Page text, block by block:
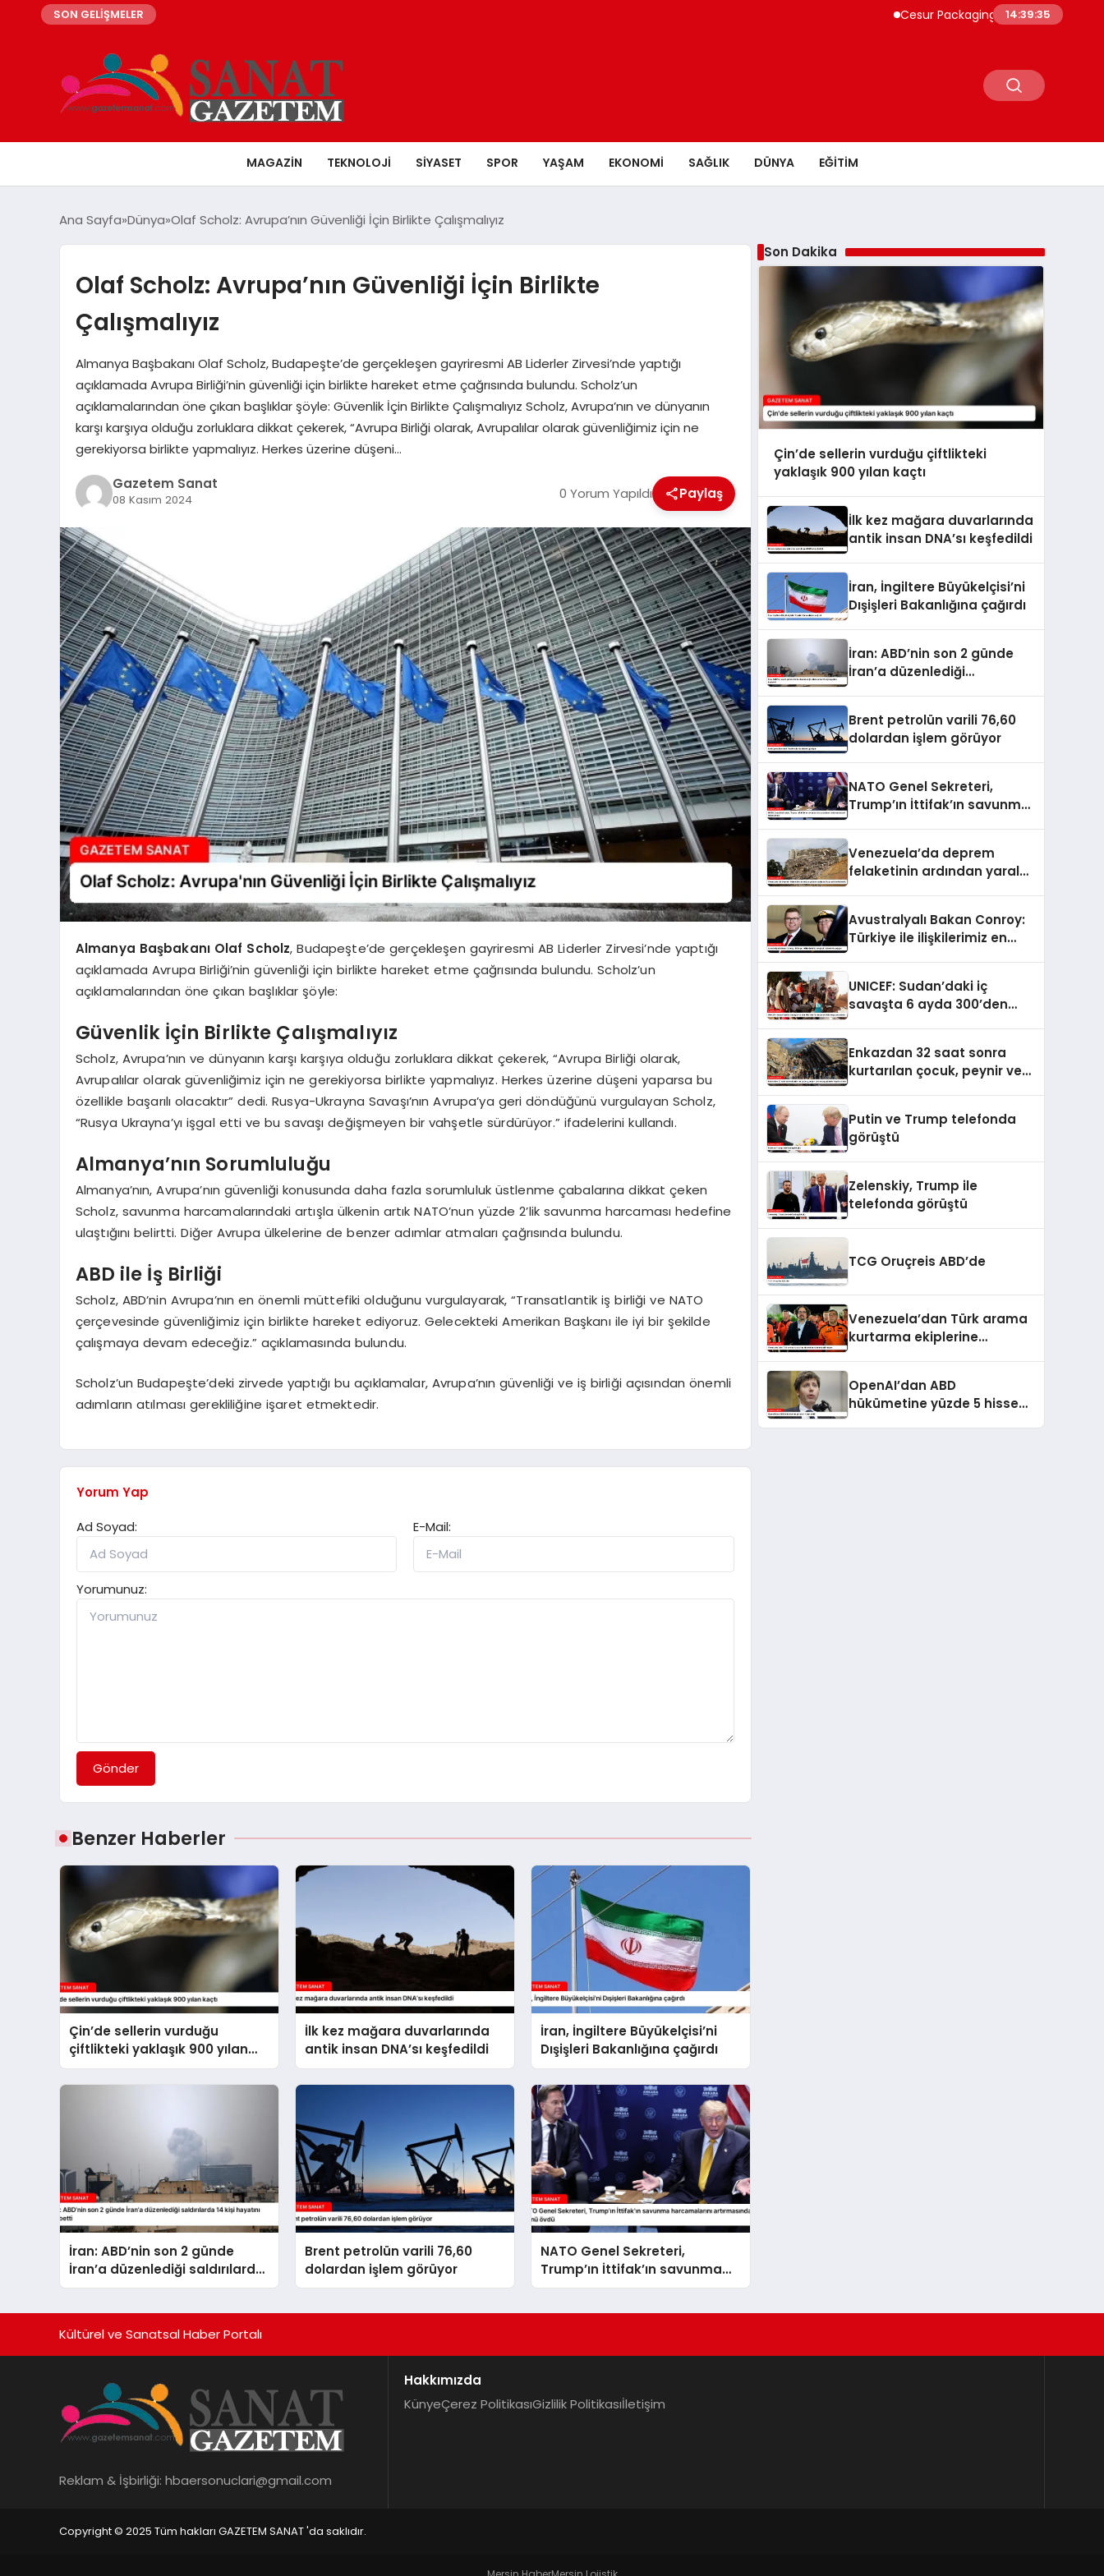
SON GELİŞMELER Cesur Packaging, Mısır’daki Üretim
14:39:36
MAGAZIN TEKNOLOJI SIYASET SPOR YAŞAM EKONOMI SAĞLIK DÜNYA EĞITIM
Ana Sayfa Dünya Olaf Scholz: Avrupa’nın Güvenliği İçin Birlikte Çalışmalıyız
Olaf Scholz: Avrupa’nın Güvenliği İçin Birlikte
Çalışmalıyız
Almanya Başbakanı Olaf Scholz, Budapeşte’de gerçekleşen gayriresmi AB Liderler Zirvesi’nde yaptığı
açıklamada Avrupa Birliği’nin güvenliği için birlikte hareket etme çağrısında bulundu. Scholz’un
açıklamalarından öne çıkan başlıklar şöyle: Güvenlik İçin Birlikte Çalışmalıyız Scholz, Avrupa’nın ve dünyanın
karşı karşıya olduğu zorluklara dikkat çekerek, “Avrupa Birliği olarak, Avrupalılar olarak güvenliğimiz için ne
gerekiyorsa birlikte yapmalıyız. Herkes üzerine düşeni…
Gazetem Sanat
08 Kasım 2024 0 Yorum Yapıldı Paylaş
Almanya Başbakanı Olaf Scholz, Budapeşte’de gerçekleşen gayriresmi AB Liderler Zirvesi’nde yaptığı
açıklamada Avrupa Birliği’nin güvenliği için birlikte hareket etme çağrısında bulundu. Scholz’un
açıklamalarından öne çıkan başlıklar şöyle:
Güvenlik İçin Birlikte Çalışmalıyız
Scholz, Avrupa’nın ve dünyanın karşı karşıya olduğu zorluklara dikkat çekerek, “Avrupa Birliği olarak,
Avrupalılar olarak güvenliğimiz için ne gerekiyorsa birlikte yapmalıyız. Herkes üzerine düşeni yaparsa bu
özellikle başarılı olacaktır” dedi. Rusya-Ukrayna Savaşı’nın Avrupa’ya geri döndüğünü vurgulayan Scholz,
“Rusya Ukrayna’yı işgal etti ve bu savaşı değişmeyen bir vahşetle sürdürüyor.” ifadelerini kullandı.
Almanya’nın Sorumluluğu
Almanya’nın, Avrupa’nın güvenliği konusunda daha fazla sorumluluk üstlenme çabalarına dikkat çeken
Scholz, savunma harcamalarındaki artışla ülkenin artık NATO’nun yüzde 2’lik savunma harcaması hedefine
ulaştığını belirtti. Diğer Avrupa ülkelerine de benzer adımlar atmaları çağrısında bulundu.
ABD ile İş Birliği
Scholz, ABD’nin Avrupa’nın en önemli müttefiki olduğunu vurgulayarak, “Transatlantik iş birliği ve NATO
çerçevesinde güvenliğimiz için birlikte hareket ediyoruz. Gelecekteki Amerikan Başkanı ile iyi bir şekilde
çalışmaya devam edeceğiz.” açıklamasında bulundu.
Scholz’un Budapeşte’deki zirvede yaptığı bu açıklamalar, Avrupa’nın güvenliği ve iş birliği açısından önemli
adımların atılması gerekliliğine işaret etmektedir.
Yorum Yap
Ad Soyad:
E-Mail:
Yorumunuz:
Gönder
Benzer Haberler
Çin’de sellerin vurduğu
çiftlikteki yaklaşık 900 yılan
kaçtı
İlk kez mağara duvarlarında
antik insan DNA’sı keşfedildi
İran, İngiltere Büyükelçisi’ni
Dışişleri Bakanlığına çağırdı
İran: ABD’nin son 2 günde
İran’a düzenlediği saldırılarda
14 kişi hayatını kaybetti
Brent petrolün varili 76,60
dolardan işlem görüyor
NATO Genel Sekreteri,
Trump’ın İttifak’ın savunma
harcamalarını artırmasındaki
Son Dakika
Çin’de sellerin vurduğu çiftlikteki
yaklaşık 900 yılan kaçtı
İlk kez mağara duvarlarında
antik insan DNA’sı keşfedildi
İran, İngiltere Büyükelçisi’ni
Dışişleri Bakanlığına çağırdı
İran: ABD’nin son 2 günde
İran’a düzenlediği
Brent petrolün varili 76,60
dolardan işlem görüyor
NATO Genel Sekreteri,
Trump’ın İttifak’ın savunma
Venezuela’da deprem
felaketinin ardından yaralar
Avustralyalı Bakan Conroy:
Türkiye ile ilişkilerimiz en
UNICEF: Sudan’daki iç
savaşta 6 ayda 300’den
Enkazdan 32 saat sonra
kurtarılan çocuk, peynir ve
Putin ve Trump telefonda
görüştü
Zelenskiy, Trump ile
telefonda görüştü
TCG Oruçreis ABD’de
Venezuela’dan Türk arama
kurtarma ekiplerine
OpenAI’dan ABD
hükümetine yüzde 5 hisse
Kültürel ve Sanatsal Haber Portalı
Reklam & İşbirliği: hbaersonuclari@gmail.com
Hakkımızda
KünyeÇerez PolitikasıGizlilik Politikasıİletişim
Copyright © 2025 Tüm hakları GAZETEM SANAT 'da saklıdır.